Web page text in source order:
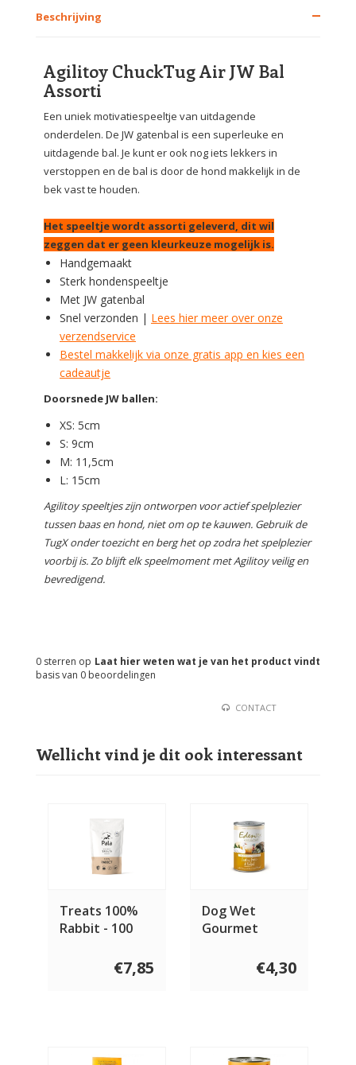
Beschrijving
Agilitoy ChuckTug Air JW Bal
Assorti
Een uniek motivatiespeeltje van uitdagende
onderdelen. De JW gatenbal is een superleuke en
uitdagende bal. Je kunt er ook nog iets lekkers in
verstoppen en de bal is door de hond makkelijk in de
bek vast te houden.
Het speeltje wordt assorti geleverd, dit wil
zeggen dat er geen kleurkeuze mogelijk is.
Handgemaakt
Sterk hondenspeeltje
Met JW gatenbal
Snel verzonden | Lees hier meer over onze
verzendservice
Bestel makkelijk via onze gratis app en kies een
cadeautje
Doorsnede JW ballen:
XS: 5cm
S: 9cm
M: 11,5cm
L: 15cm
Agilitoy speeltjes zijn ontworpen voor actief spelplezier
tussen baas en hond, niet om op te kauwen. Gebruik de
TugX onder toezicht en berg het op zodra het spelplezier
voorbij is. Zo blijft elk speelmoment met Agilitoy veilig en
bevredigend.
Laat hier weten wat je van het product vindt
0 sterren op
basis van 0 beoordelingen
CONTACT
Wellicht vind je dit ook interessant
Treats 100%
Rabbit - 100
€7,85
Dog Wet
Gourmet
& Rabbit 400
€4,30